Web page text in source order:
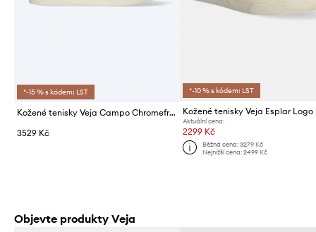
*-15 % s kódem: LST
Kožené tenisky Veja Campo Chromefree Leather
3529 Kč
*-10 % s kódem: LST
Aktuální cena:
2299 Kč
Běžná cena: 3279 Kč
Nejnižší cena: 2499 Kč
Objevte produkty Veja